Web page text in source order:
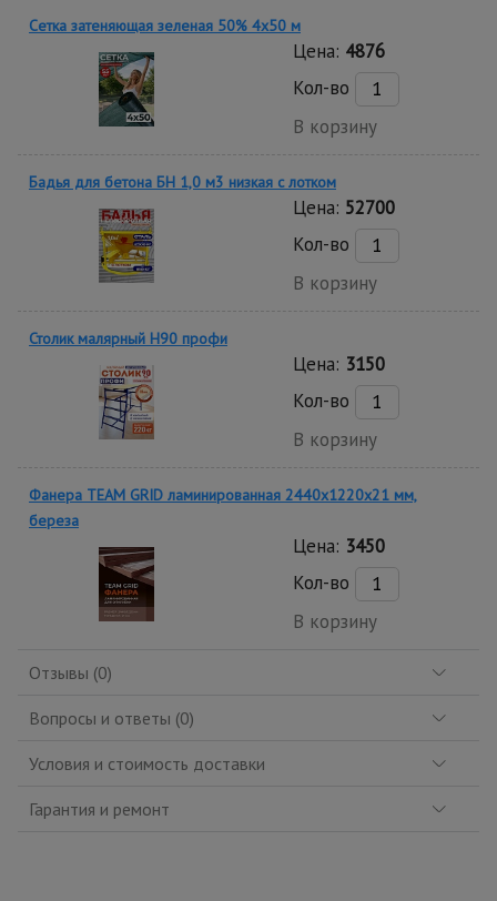
Сетка затеняющая зеленая 50% 4х50 м
Цена: 4876
Кол-во
В корзину
Бадья для бетона БН 1,0 м3 низкая c лотком
Цена: 52700
Кол-во
В корзину
Столик малярный H90 профи
Цена: 3150
Кол-во
В корзину
Фанера TEAM GRID ламинированная 2440х1220х21 мм,
береза
Цена: 3450
Кол-во
В корзину
Отзывы (0)
Вопросы и ответы (0)
Условия и стоимость доставки
Гарантия и ремонт